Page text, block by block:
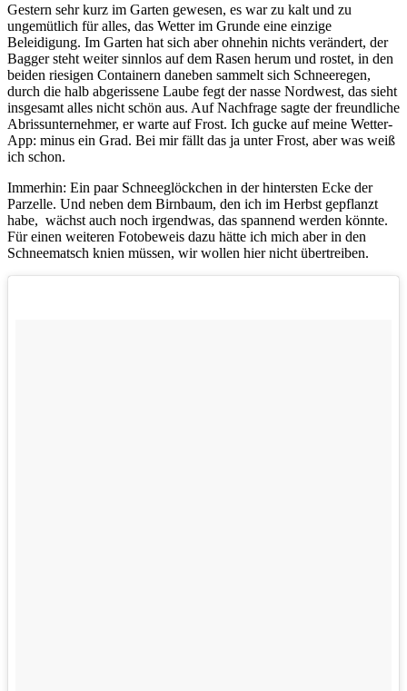
Gestern sehr kurz im Garten gewesen, es war zu kalt und zu
ungemütlich für alles, das Wetter im Grunde eine einzige
Beleidigung. Im Garten hat sich aber ohnehin nichts verändert, der
Bagger steht weiter sinnlos auf dem Rasen herum und rostet, in den
beiden riesigen Containern daneben sammelt sich Schneeregen,
durch die halb abgerissene Laube fegt der nasse Nordwest, das sieht
insgesamt alles nicht schön aus. Auf Nachfrage sagte der freundliche
Abrissunternehmer, er warte auf Frost. Ich gucke auf meine Wetter-
App: minus ein Grad. Bei mir fällt das ja unter Frost, aber was weiß
ich schon.
Immerhin: Ein paar Schneeglöckchen in der hintersten Ecke der
Parzelle. Und neben dem Birnbaum, den ich im Herbst gepflanzt
habe, wächst auch noch irgendwas, das spannend werden könnte.
Für einen weiteren Fotobeweis dazu hätte ich mich aber in den
Schneematsch knien müssen, wir wollen hier nicht übertreiben.